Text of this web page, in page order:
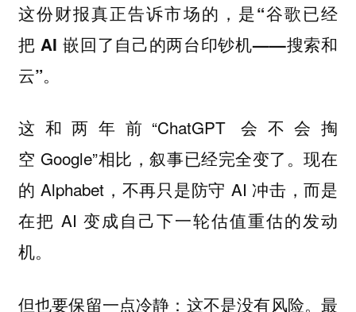
这份财报真正告诉市场的，是“谷歌已经
把 AI 嵌回了自己的两台印钞机——搜索和
云”。
这和两年前“ChatGPT 会不会掏
空 Google”相比，叙事已经完全变了。现在
的 Alphabet，不再只是防守 AI 冲击，而是
在把 AI 变成自己下一轮估值重估的发动
机。
但也要保留一点冷静：这不是没有风险。最